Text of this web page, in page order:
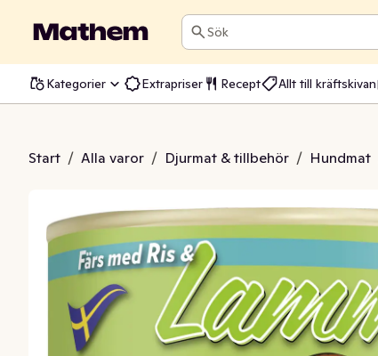
Sök
Kategorier Extrapriser Recept Allt till kräftskivan
Start / Alla varor / Djurmat & tillbehör / Hundmat
Lamm & Ris